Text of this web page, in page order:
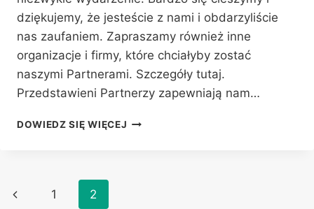
dziękujemy, że jesteście z nami i obdarzyliście
nas zaufaniem. Zapraszamy również inne
organizacje i firmy, które chciałyby zostać
naszymi Partnerami. Szczegóły tutaj.
Przedstawieni Partnerzy zapewniają nam…
DOWIEDZ SIĘ WIĘCEJ NASI
Nawigacja
Poprzednia
1 2